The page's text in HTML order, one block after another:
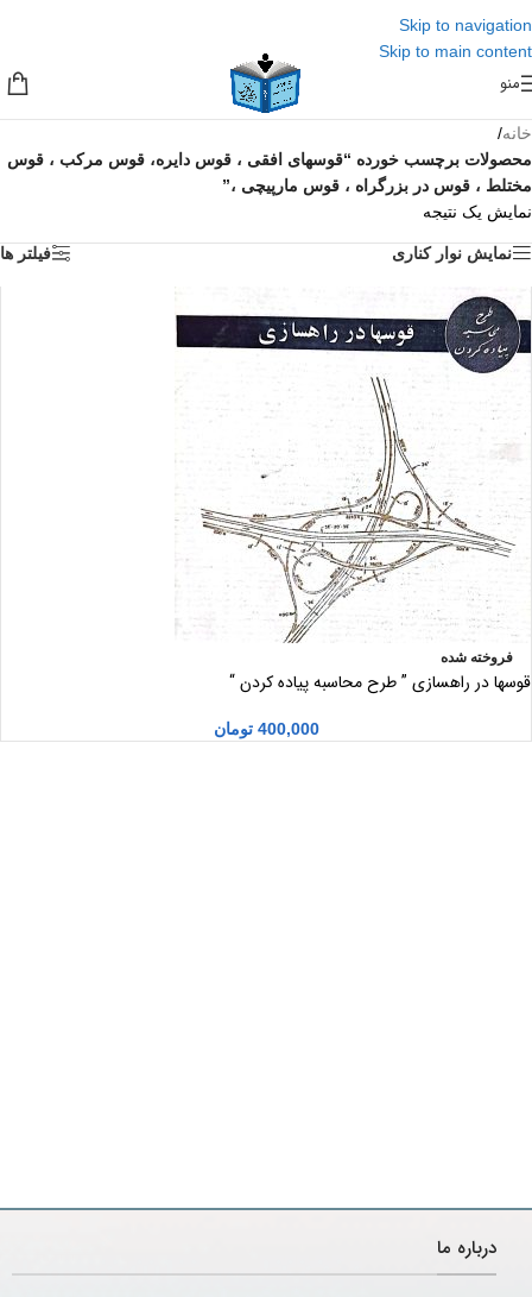
Skip to navigation
Skip to main content
منو
خانه/
محصولات برچسب خورده “قوسهای افقی ، قوس دایره، قوس مرکب ، قوس
مختلط ، قوس در بزرگراه ، قوس مارپیچی ،”
نمایش یک نتیجه
نمایش نوار کناری فیلتر ها
فروخته شده
قوسها در راهسازی ” طرح محاسبه پیاده کردن “
400,000 تومان
درباره ما